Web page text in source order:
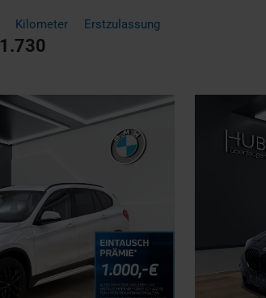
Kilometer Erstzulassung
1.730